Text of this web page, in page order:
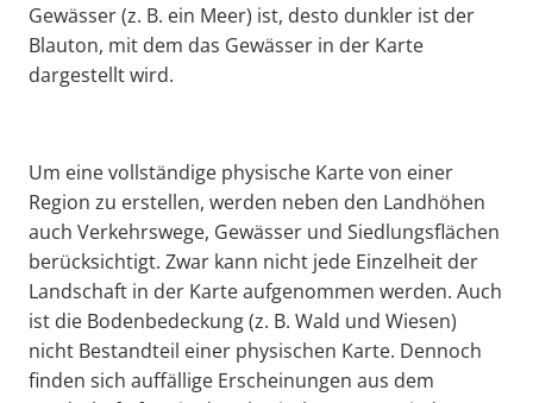
Gewässer (z. B. ein Meer) ist, desto dunkler ist der
Blauton, mit dem das Gewässer in der Karte
dargestellt wird.
Um eine vollständige physische Karte von einer
Region zu erstellen, werden neben den Landhöhen
auch Verkehrswege, Gewässer und Siedlungsflächen
berücksichtigt. Zwar kann nicht jede Einzelheit der
Landschaft in der Karte aufgenommen werden. Auch
ist die Bodenbedeckung (z. B. Wald und Wiesen)
nicht Bestandteil einer physischen Karte. Dennoch
finden sich auffällige Erscheinungen aus dem